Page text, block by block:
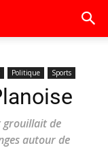
Politique Sports
grouillait de
autour de